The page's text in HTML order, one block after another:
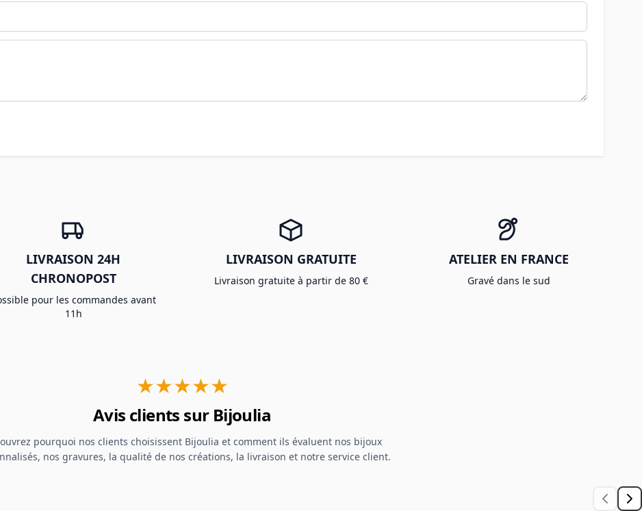
LIVRAISON 24H
CHRONOPOST
pour les commandes avant
11h
LIVRAISON GRATUITE
Livraison gratuite à partir de 80 €
ATELIER EN FRANCE
Gravé dans le sud
★★★★★
Avis clients sur Bijoulia
pourquoi nos clients choisissent Bijoulia et comment ils évaluent nos bijoux
nos gravures, la qualité de nos créations, la livraison et notre service client.